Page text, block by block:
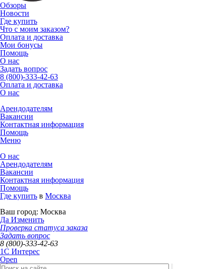
Обзоры
Новости
Где купить
Что с моим заказом?
Оплата и доставка
Мои бонусы
Помощь
О нас
Задать вопрос
8 (800)-333-42-63
Оплата и доставка
О нас
Арендодателям
Вакансии
Контактная информация
Помощь
Меню
О нас
Арендодателям
Вакансии
Контактная информация
Помощь
Где купить в Москва
Ваш город: Москва
Да Изменить
Проверка статуса заказа
Задать вопрос
8 (800)-333-42-63
1C Интерес
Open